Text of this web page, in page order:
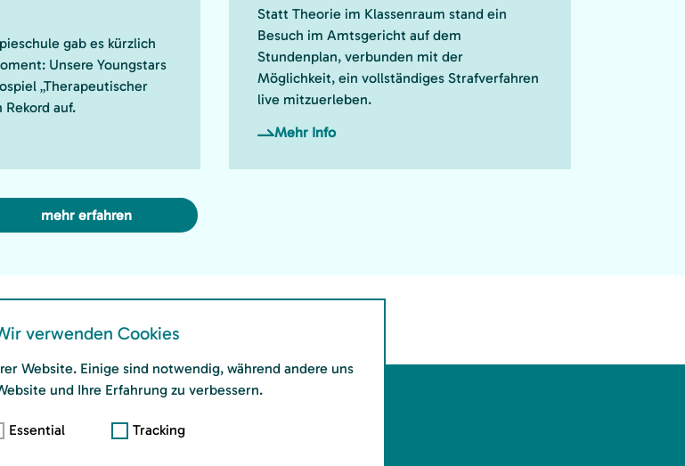
gab es kürzlich
Unsere Youngstars
„Therapeutischer
Rekord auf.
Statt Theorie im Klassenraum stand ein
Besuch im Amtsgericht auf dem
Stundenplan, verbunden mit der
Möglichkeit, ein vollständiges Strafverfahren
live mitzuerleben.
Mehr Info
mehr erfahren
verwenden Cookies
Website. Einige sind notwendig, während andere uns
und Ihre Erfahrung zu verbessern.
Essential Tracking